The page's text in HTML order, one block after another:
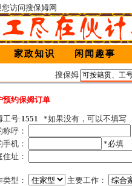
访问搜保姆网
家政知识 闲闻趣事
搜保姆
预约保姆订单
工号:1551
*如果没有，可以不填写
称呼：
手机：
*必填
住址：
类型：
主要工作：